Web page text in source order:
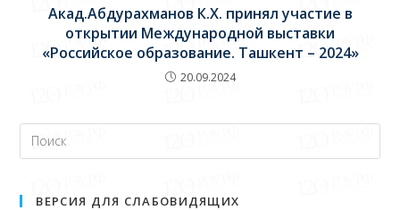
Акад.Абдурахманов К.Х. принял участие в
открытии Международной выставки
«Российское образование. Ташкент – 2024»
20.09.2024
ВЕРСИЯ ДЛЯ СЛАБОВИДЯЩИХ